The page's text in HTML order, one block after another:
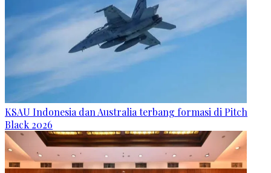
KSAU Indonesia dan Australia terbang formasi di Pitch
Black 2026